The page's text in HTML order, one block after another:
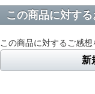
この商品に対す
この商品に対するご感想
新